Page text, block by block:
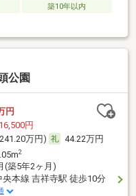
築10年以内
公園
円
円
万円)
44.22万円
2
(築5年2ヶ月)
央本線 吉祥寺駅 徒歩10分